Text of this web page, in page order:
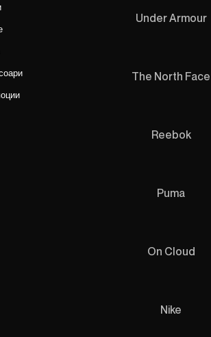
Under Armour
The North Face
Reebok
Puma
On Cloud
Nike